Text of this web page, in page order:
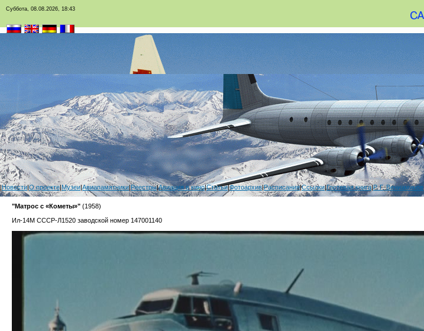
Суббота, 08.08.2026, 18:43
|Новости|О проекте|Музеи|Авиапамятники|Реестры|Авиация в кино|Статьи|Фотоархив|Расписания|Ссылки|Гостевая книга|Р. Г. Вениаминов
"Матрос с «Кометы»" (1958)
Ил-14М СССР-Л1520 заводской номер 147001140